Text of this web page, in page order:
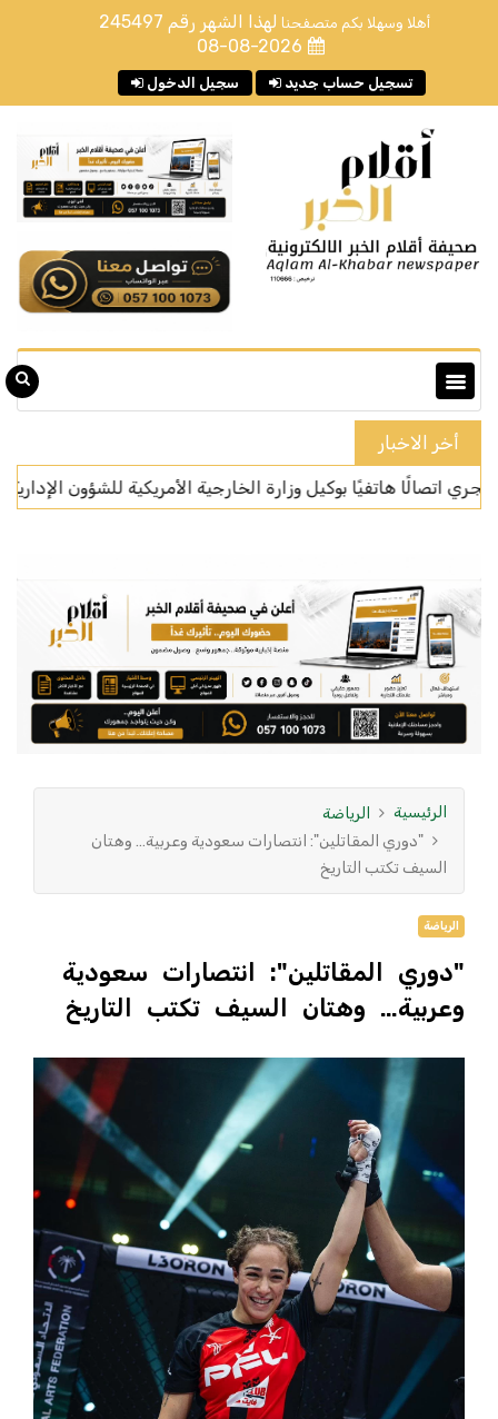
أهلا وسهلا بكم متصفحنا لهذا الشهر رقم 245497
08-08-2026
سجيل الدخول تسجيل حساب جديد
أخر الاخبار
بوكيل وزارة الخارجية الأمريكية للشؤون الإدارية المركز
الرئيسية
الرياضة
"دوري المقاتلين": انتصارات سعودية وعربية… وهتان
السيف تكتب التاريخ
الرياضة
"دوري المقاتلين": انتصارات سعودية
وعربية… وهتان السيف تكتب التاريخ